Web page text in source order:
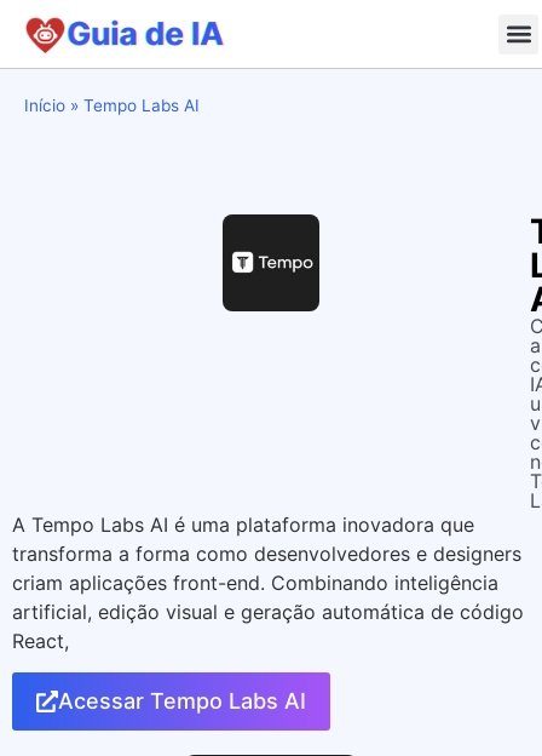
Início » Tempo Labs AI
A Tempo Labs AI é uma plataforma inovadora que
transforma a forma como desenvolvedores e designers
criam aplicações front-end. Combinando inteligência
artificial, edição visual e geração automática de código
React,
Acessar Tempo Labs AI